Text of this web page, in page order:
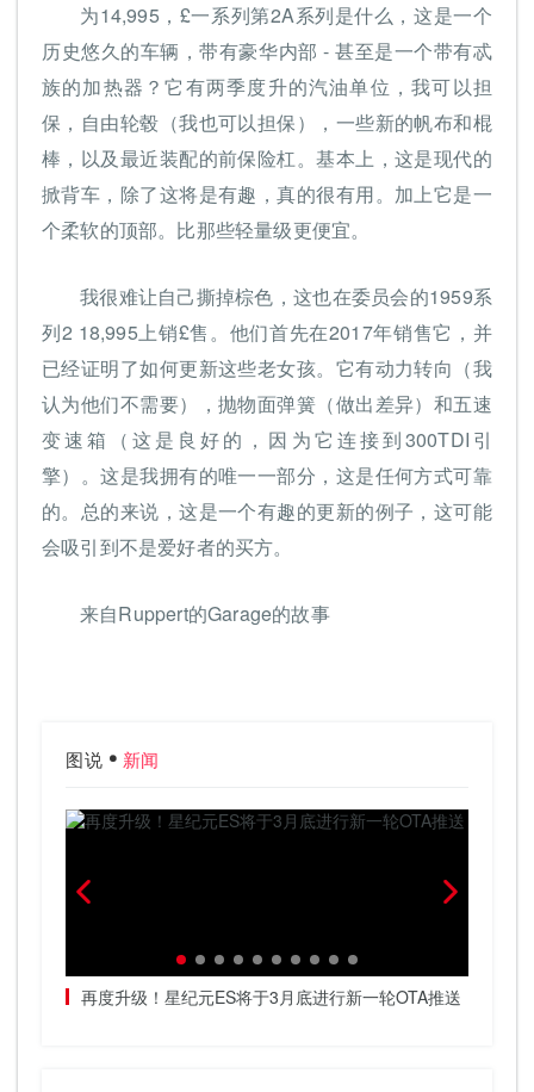
为14,995，£一系列第2A系列是什么，这是一个
历史悠久的车辆，带有豪华内部 - 甚至是一个带有忒
族的加热器？它有两季度升的汽油单位，我可以担
保，自由轮毂（我也可以担保），一些新的帆布和棍
棒，以及最近装配的前保险杠。基本上，这是现代的
掀背车，除了这将是有趣，真的很有用。加上它是一
个柔软的顶部。比那些轻量级更便宜。
我很难让自己撕掉棕色，这也在委员会的1959系
列2 18,995上销£售。他们首先在2017年销售它，并
已经证明了如何更新这些老女孩。它有动力转向（我
认为他们不需要），抛物面弹簧（做出差异）和五速
变速箱（这是良好的，因为它连接到300TDI引
擎）。这是我拥有的唯一一部分，这是任何方式可靠
的。总的来说，这是一个有趣的更新的例子，这可能
会吸引到不是爱好者的买方。
来自Ruppert的Garage的故事
图说 新闻
再度升级！星纪元ES将于3月底进行新一轮OTA推送